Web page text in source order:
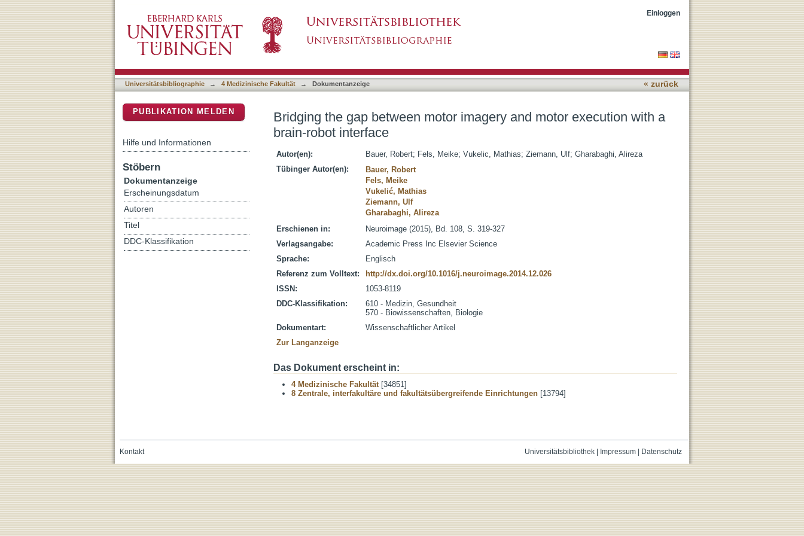
Einloggen
Universitätsbibliographie → 4 Medizinische Fakultät → Dokumentanzeige « zurück
Bridging the gap between motor imagery and motor execution with a
brain-robot interface
Autor(en): Bauer, Robert; Fels, Meike; Vukelic, Mathias; Ziemann, Ulf; Gharabaghi, Alireza
Tübinger Autor(en):
Bauer, Robert
Fels, Meike
Vukelić, Mathias
Ziemann, Ulf
Gharabaghi, Alireza
Erschienen in:
Neuroimage (2015), Bd. 108, S. 319-327
Verlagsangabe:
Academic Press Inc Elsevier Science
Sprache:
Englisch
Referenz zum Volltext:
http://dx.doi.org/10.1016/j.neuroimage.2014.12.026
ISSN:
1053-8119
DDC-Klassifikation:
610 - Medizin, Gesundheit
570 - Biowissenschaften, Biologie
Dokumentart:
Wissenschaftlicher Artikel
Zur Langanzeige
Das Dokument erscheint in:
4 Medizinische Fakultät[34851]
8 Zentrale, interfakultäre und fakultätsübergreifende Einrichtungen [13794]
PUBLIKATION MELDEN
Hilfe und Informationen
Stöbern
Dokumentanzeige
Erscheinungsdatum
Autoren
Titel
DDC-Klassifikation
Universitätsbibliothek| Impressum| Datenschutz
Kontakt